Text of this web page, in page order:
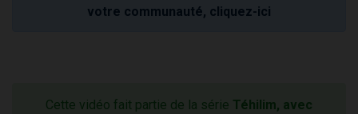
votre communauté, cliquez-ici
Cette vidéo fait partie de la série Téhilim, avec